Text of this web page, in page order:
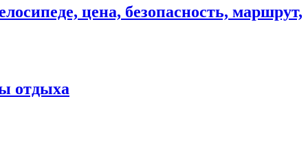
цена, безопасность, маршрут,
отдыха